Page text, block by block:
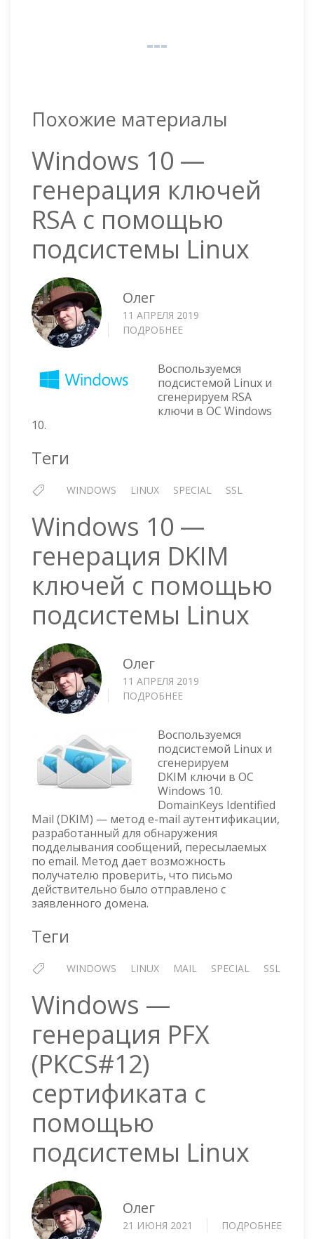
Похожие материалы
Windows 10 —
генерация ключей
RSA с помощью
подсистемы Linux
Олег
11 АПРЕЛЯ 2019
ПОДРОБНЕЕ
—
ГЕНЕРАЦИЯ
КЛЮЧЕЙ
RSA
Воспользуемся
подсистемой Linux и
сгенерируем RSA
ключи в ОС Windows
10.
Теги
WINDOWS LINUX SPECIAL SSL
Windows 10 —
генерация DKIM
ключей с помощью
подсистемы Linux
Олег
11 АПРЕЛЯ 2019
ПОДРОБНЕЕ
—
ГЕНЕРАЦИЯ
DKIM
КЛЮЧЕЙ
С
ПОМОЩЬЮ
ПОДСИСТЕМЫ
LINUX
Воспользуемся
подсистемой Linux и
сгенерируем
DKIM ключи в ОС
Windows 10.
DomainKeys Identified
Mail (DKIM) — метод e-mail аутентификации,
разработанный для обнаружения
подделывания сообщений, пересылаемых
по email. Метод дает возможность
получателю проверить, что письмо
действительно было отправлено с
заявленного домена.
Теги
WINDOWS LINUX MAIL SPECIAL SSL
Windows —
генерация PFX
(PKCS#12)
сертификата с
помощью
подсистемы Linux
Олег
21 ИЮНЯ 2021 ПОДРОБНЕЕ